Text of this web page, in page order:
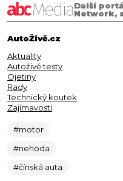
Další
Network,
AutoŽivě.cz
Aktuality
Autoživě testy
Ojetiny
Rady
Technický koutek
Zajímavosti
#motor
#nehoda
#čínská auta